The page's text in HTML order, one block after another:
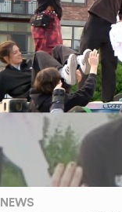
NEWS